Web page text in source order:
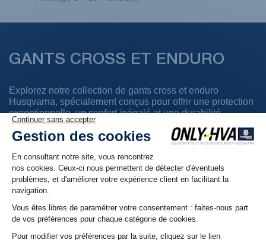
GANTS CROSS ET ENDURO
Explorez notre collection de gants cross et enduro
Husqvarna, spécialement conçus pour offrir une protection
exceptionnelle, un confort inégalé et une durabilité
maximale sur les terrains les plus exigeants. Conçus avec
des matériaux de haute qualité et des technologies
innovantes, nos gants garantissent une adhérence
optimale, une ventilation efficace et une grande liberté de
mouvement. Que vous soyez un pilote amateur ou
professionnel, nos gants vous assurent une expérience de
conduite sécurisée et agréable, même dans les conditions
les plus extrêmes.
CE QUE NOUS OFFRONS